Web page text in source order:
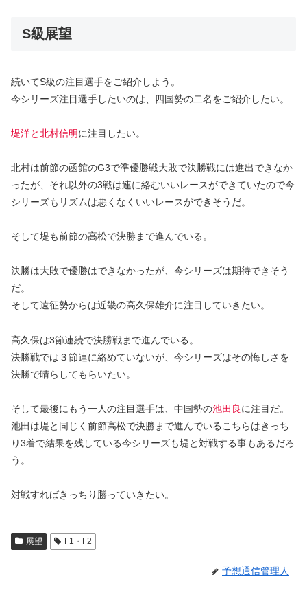
S級展望
続いてS級の注目選手をご紹介しよう。
今シリーズ注目選手したいのは、四国勢の二名をご紹介したい。
堤洋と北村信明に注目したい。
北村は前節の函館のG3で準優勝戦大敗で決勝戦には進出できなか
ったが、それ以外の3戦は連に絡むいいレースができていたので今
シリーズもリズムは悪くなくいいレースができそうだ。
そして堤も前節の高松で決勝まで進んでいる。
決勝は大敗で優勝はできなかったが、今シリーズは期待できそう
だ。
そして遠征勢からは近畿の高久保雄介に注目していきたい。
高久保は3節連続で決勝戦まで進んでいる。
決勝戦では３節連に絡めていないが、今シリーズはその悔しさを
決勝で晴らしてもらいたい。
そして最後にもう一人の注目選手は、中国勢の池田良に注目だ。
池田は堤と同じく前節高松で決勝まで進んでいるこちらはきっち
り3着で結果を残している今シリーズも堤と対戦する事もあるだろ
う。
対戦すればきっちり勝っていきたい。
展望 F1・F2
予想通信管理人